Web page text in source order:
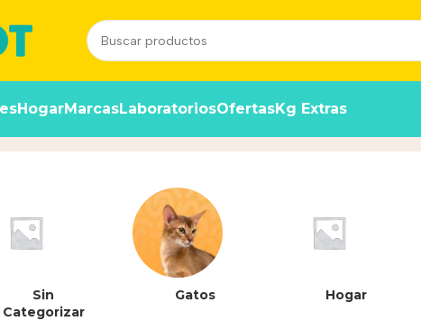
HogarMarcasLaboratoriosOfertasKg Extras
Sin
Categorizar
Gatos Hogar